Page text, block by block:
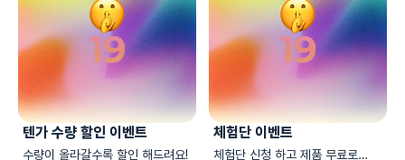
텐가 수량 할인 이벤트
수량이 올라갈수록 할인 해드려요!
체험단 이벤트
체험단 신청 하고 제품 무료로